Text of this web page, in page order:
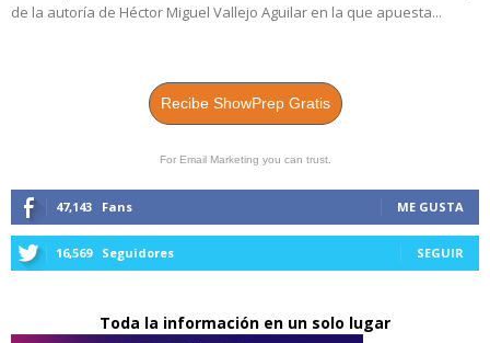
de la autoría de Héctor Miguel Vallejo Aguilar en la que apuesta...
Recibe ShowPrep Gratis
For Email Marketing you can trust.
47,143 Fans ME GUSTA
16,569 Seguidores SEGUIR
Toda la información en un solo lugar